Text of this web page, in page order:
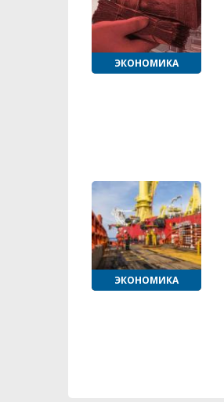
ЭКОНОМИКА
ЭКОНОМИКА